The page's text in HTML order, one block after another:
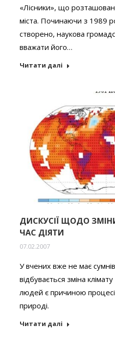
«Лісники», що
міста. Починаючи з 1989
створено, наукова
вважати його…
Читати далі
ДИСКУСІЇ ЩОДО
ЧАС ДІЯТИ
07.02.2007
У вчених вже не має
відбувається зміна
людей є причиною
природі.
Читати далі